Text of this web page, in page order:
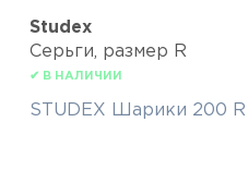
Studex
Серьги, размер R
✔ В НАЛИЧИИ
STUDEX Шарики 200 R